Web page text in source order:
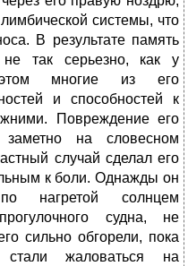
системы, что
В результате память
так серьезно, как у
многие из его
и способностей к
Повреждение его
на словесном
случай сделал его
к боли. Однажды он
нагретой солнцем
судна, не
сильно обгорели, пока
жаловаться на